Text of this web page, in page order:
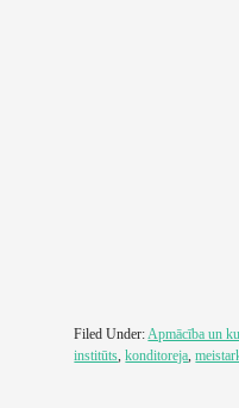
Filed Under:Apmācība un
institūts,konditoreja,